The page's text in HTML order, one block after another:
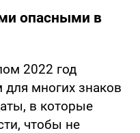
опасными в
2022 год
многих знаков
в которые
чтобы не